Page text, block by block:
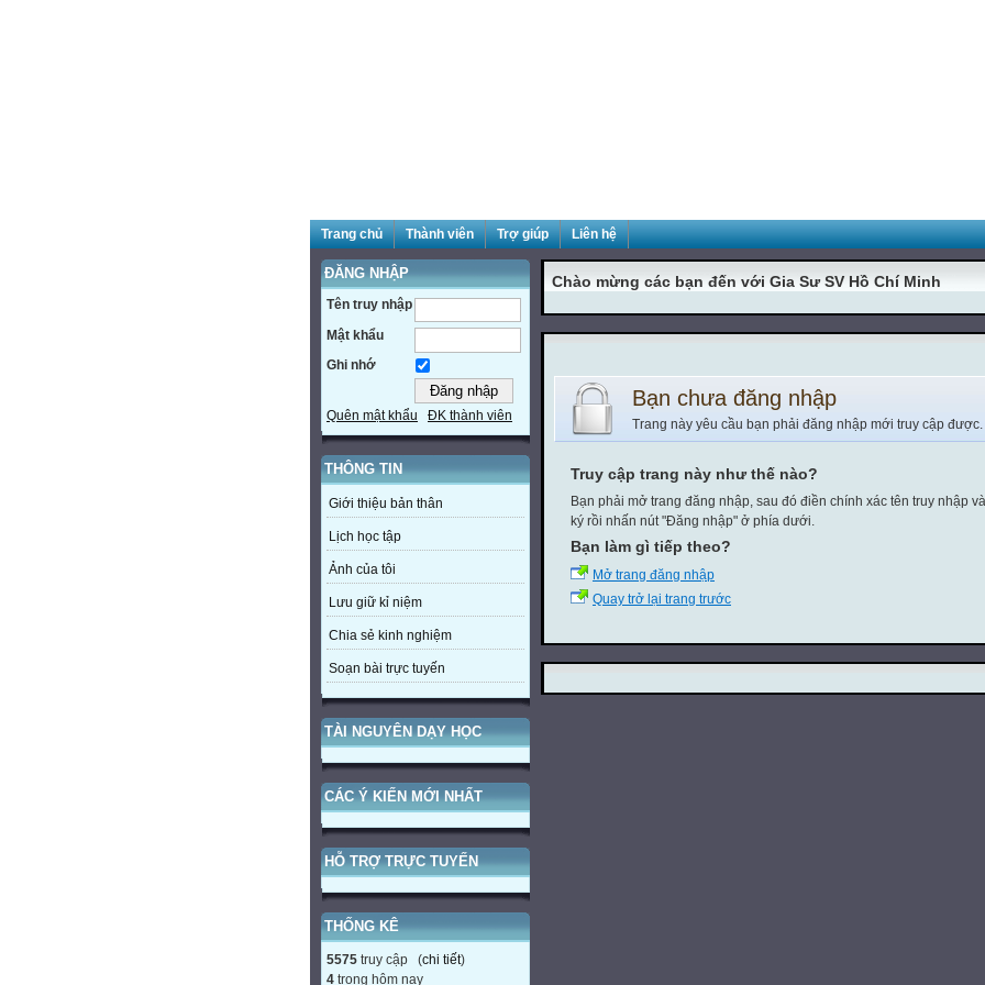
Trang chủ Thành viên Trợ giúp Liên hệ
ĐĂNG NHẬP
Tên truy nhập
Mật khẩu
Ghi nhớ
Quên mật khẩu ĐK thành viên
THÔNG TIN
Giới thiệu bản thân
Lịch học tập
Ảnh của tôi
Lưu giữ kỉ niệm
Chia sẻ kinh nghiệm
Soạn bài trực tuyến
TÀI NGUYÊN DẠY HỌC
CÁC Ý KIẾN MỚI NHẤT
HỖ TRỢ TRỰC TUYẾN
THỐNG KÊ
5575 truy cập (chi tiết)
4 trong hôm nay
Chào mừng các bạn đến với Gia Sư SV Hồ Chí Minh
Bạn chưa đăng nhập
Trang này yêu cầu bạn phải đăng nhập mới truy cập được.
Truy cập trang này như thế nào?
Bạn phải mở trang đăng nhập, sau đó điền chính xác tên truy nhập
ký rồi nhấn nút "Đăng nhập" ở phía dưới.
Bạn làm gì tiếp theo?
Mở trang đăng nhập
Quay trở lại trang trước